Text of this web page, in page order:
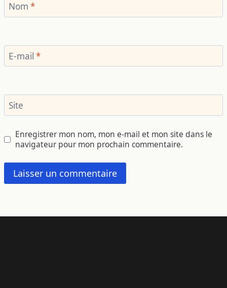
Nom *
E-mail *
Site
Enregistrer mon nom, mon e-mail et mon site dans le
navigateur pour mon prochain commentaire.